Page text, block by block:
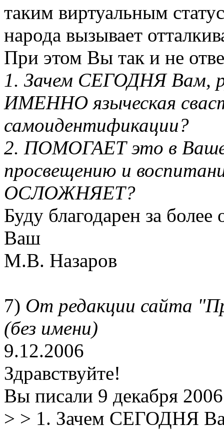
таким виртуальным
народа вызывает
При этом Вы так и не
1. Зачем СЕГОДНЯ Вам,
ИМЕННО языческая
самоидентификации?
2. ПОМОГАЕТ это в
просвещению и
ОСЛОЖНЯЕТ?
Буду благодарен за более
Ваш
М.В. Назаров
7) От редакции сайта
(без имени)
9.12.2006
Здравствуйте!
Вы писали 9 декабря
> > 1. Зачем СЕГОДНЯ